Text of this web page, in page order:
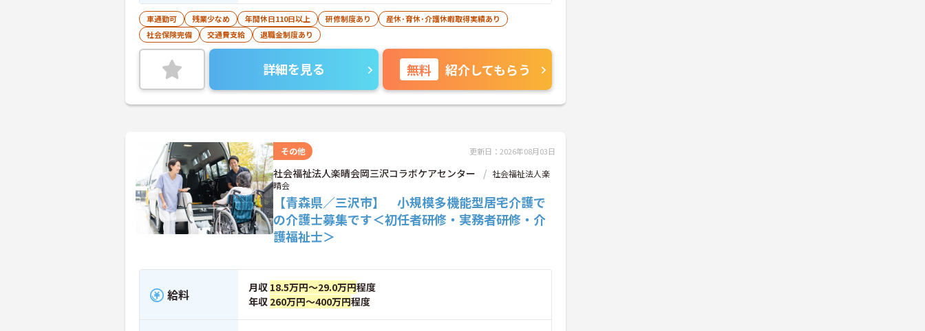
車通勤可 残業少なめ 年間休日110日以上 研修制度あり
産休･育休･介護休暇取得実績あり
社会保険完備
交通費支給 退職金制度あり
詳細を見る 無料 紹介してもらう
その他 更新日：2026年08月03日
社会福祉法人楽晴会岡三沢コラボケアセンター
社会福祉法人楽
晴会
【青森県／三沢市】 小規模多機能型居宅介護で
の介護士募集です＜初任者研修・実務者研修・介
護福祉士＞
給料 月収 18.5万円～29.0万円程度
年収 260万円～400万円程度